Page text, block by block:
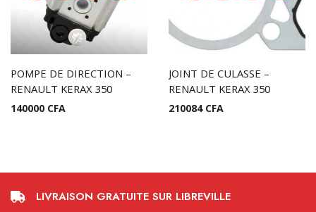
POMPE DE DIRECTION –
RENAULT KERAX 350
140000 CFA
JOINT DE CULASSE –
RENAULT KERAX 350
210084 CFA
LIVRAISON GRATUITE SUR LIBREVILLE